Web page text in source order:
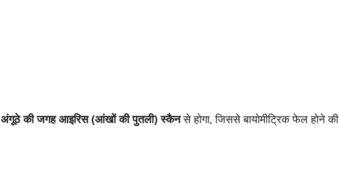
अंगूठे की जगह आइरिस (आंखों की पुतली) स्कैनसे होगा, जिससे बायोमीट्रिक फेल होने की